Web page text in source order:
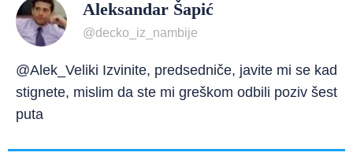
Aleksandar Šapić
@decko_iz_nambije
@Alek_Veliki Izvinite, predsedniče, javite mi se kad
stignete, mislim da ste mi greškom odbili poziv šest
puta